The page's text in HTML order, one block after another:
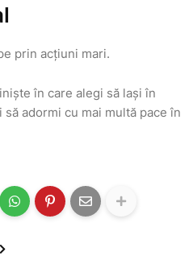
prin acțiuni mari.
în care alegi să lași în
adormi cu mai multă pace în